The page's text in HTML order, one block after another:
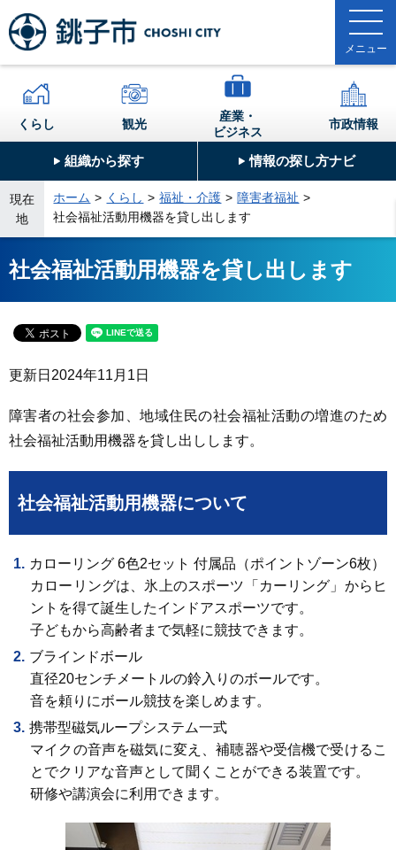
組織から探す 情報の探し方ナビ
くらし 観光
産業・
ビジネス
市政情報
現在
地
ホーム くらし 福祉・介護
障害者福祉
社会福祉活動用機器を貸し出します
社会福祉活動用機器を貸し出します
更新日 2024年11月1日
障害者の社会参加、地域住民の社会福祉活動の増進のため
社会福祉活動用機器を貸し出しします。
社会福祉活動用機器について
カローリング 6色2セット 付属品（ポイントゾーン6枚）
カローリングは、氷上のスポーツ「カーリング」からヒ
ントを得て誕生したインドアスポーツです。
子どもから高齢者まで気軽に競技できます。
ブラインドボール
直径20センチメートルの鈴入りのボールです。
音を頼りにボール競技を楽しめます。
携帯型磁気ループシステム一式
マイクの音声を磁気に変え、補聴器や受信機で受けるこ
とでクリアな音声として聞くことができる装置です。
研修や講演会に利用できます。